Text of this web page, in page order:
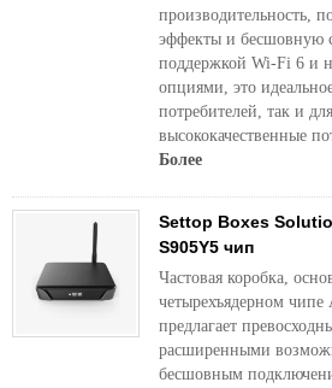
производительность,
эффекты и бесшовную
поддержкой Wi-Fi 6 и
опциями, это
потребителей, так и
высококачественные
Более
Settop Boxes
S905Y5 чип
Частовая коробка,
четырехъядерном
предлагает
расширенными
бесшовным